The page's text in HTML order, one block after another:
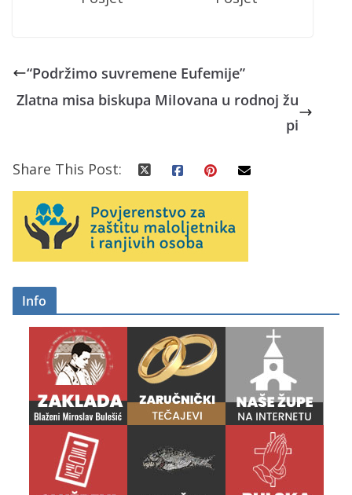
“Podržimo suvremene Eufemije”
Zlatna misa biskupa MiIovana u rodnoj žu
pi
Share This Post:
Info